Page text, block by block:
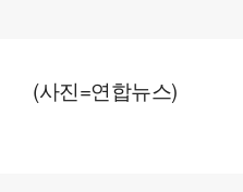
(사진=연합뉴스)